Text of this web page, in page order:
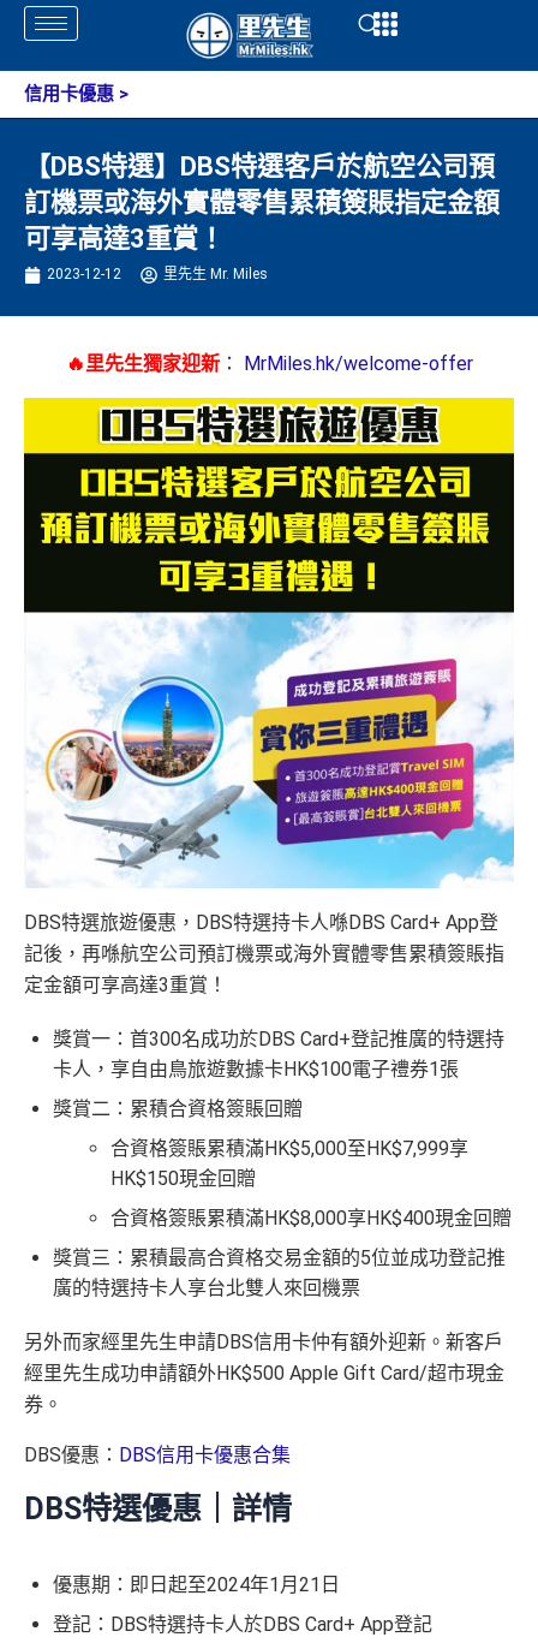
Skip
content
Open
信用卡優惠 >
【DBS特選】DBS特選客戶於航空公司預
訂機票或海外實體零售累積簽賬指定金額
可享高達3重賞！
2023-12-12 里先生 Mr. Miles
🔥里先生獨家迎新： MrMiles.hk/welcome-offer
DBS特選旅遊優惠，DBS特選持卡人喺DBS Card+ App登
記後，再喺航空公司預訂機票或海外實體零售累積簽賬指
定金額可享高達3重賞！
獎賞一：首300名成功於DBS Card+登記推廣的特選持
卡人，享自由鳥旅遊數據卡HK$100電子禮券1張
獎賞二：累積合資格簽賬回贈
合資格簽賬累積滿HK$5,000至HK$7,999享
HK$150現金回贈
合資格簽賬累積滿HK$8,000享HK$400現金回贈
獎賞三：累積最高合資格交易金額的5位並成功登記推
廣的特選持卡人享台北雙人來回機票
另外而家經里先生申請DBS信用卡仲有額外迎新。新客戶
經里先生成功申請額外HK$500 Apple Gift Card/超市現金
券。
DBS優惠： DBS信用卡優惠合集
DBS特選優惠｜詳情
優惠期：即日起至2024年1月21日
登記：DBS特選持卡人於DBS Card+ App登記